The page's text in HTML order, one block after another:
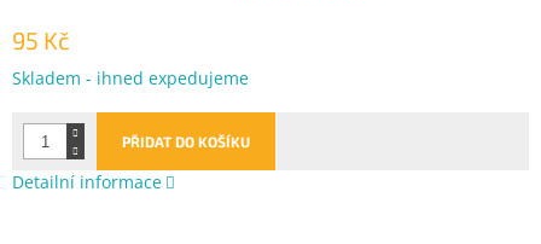
95 Kč
Měrná
Skladem - ihned expedujeme
PŘIDAT DO KOŠÍKU
Detailní informace